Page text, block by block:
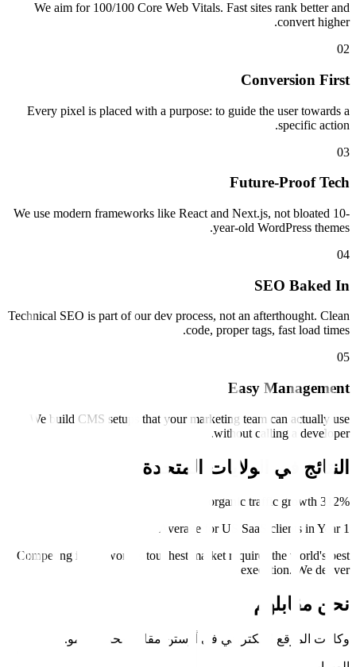
We aim for 100/100 Core Web Vitals. Fast sites rank better and
convert higher.
02
Conversion First
Every pixel is placed with a purpose: to guide the user towards a
specific action.
03
Future-Proof Tech
We use modern frameworks like React and Next.js, not bloated 10-
year-old WordPress themes.
04
SEO Baked In
Technical SEO is part of our dev process, not an afterthought. Clean
code, proper tags, fast load times.
05
Easy Management
We build CMS setups that your marketing team can actually use
without calling a developer.
النتائج في الولايات المتحدة
312% organic traffic growth
Average for US SaaS clients in Year 1
Competing in the world's toughest market requires the world's best
execution. We deliver.
نحن مقابلهم
وكالات الموقع الإلكتروني في أوستن مقابل محرك النمو.